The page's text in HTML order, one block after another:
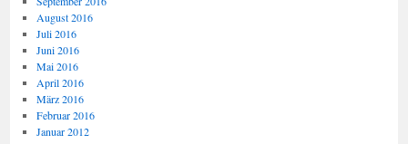
August 2016
Juli 2016
Juni 2016
Mai 2016
April 2016
März 2016
Februar 2016
Januar 2012